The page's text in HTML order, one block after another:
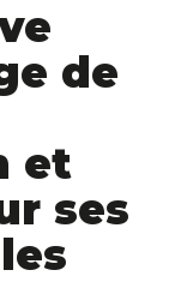
de
et
ses